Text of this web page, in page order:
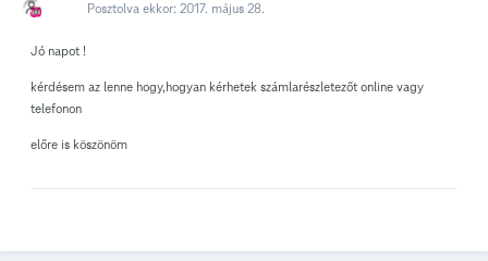
Posztolva ekkor: 2017. május 28.
Jó napot !
kérdésem az lenne hogy,hogyan kérhetek számlarészletezőt online vagy
telefonon
előre is köszönöm